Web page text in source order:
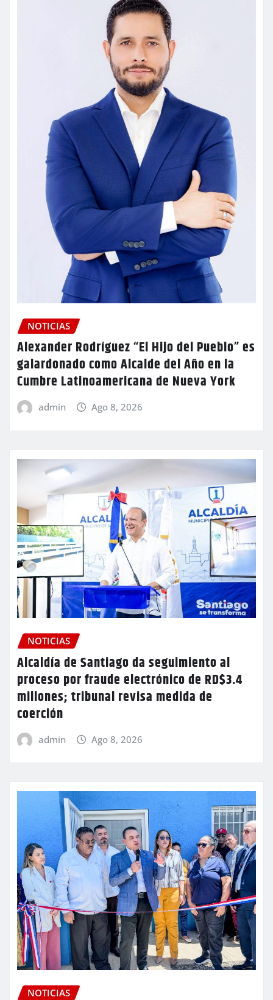
NOTICIAS
Alexander Rodríguez “El Hijo del Pueblo” es
galardonado como Alcalde del Año en la
Cumbre Latinoamericana de Nueva York
admin Ago 8, 2026
NOTICIAS
Alcaldía de Santiago da seguimiento al
proceso por fraude electrónico de RD$3.4
millones; tribunal revisa medida de
coerción
admin Ago 8, 2026
NOTICIAS